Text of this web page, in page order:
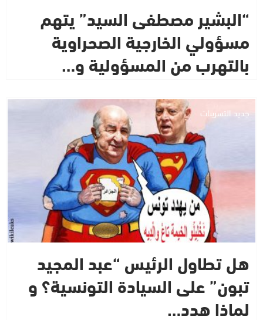
“البشير مصطفى السيد” يتهم
مسؤولي الخارجية الصحراوية
بالتهرب من المسؤولية و…
جديد التسريبات
هل تطاول الرئيس “عبد المجيد
تبون” على السيادة التونسية؟ و
لماذا هدد…